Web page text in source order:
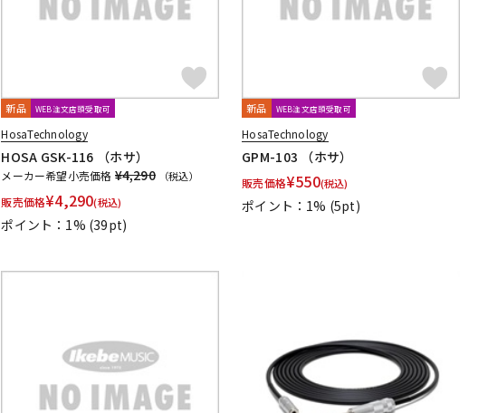
新品 WEB注文店頭受取可
HosaTechnology
HOSA GSK-116 （ホサ）
メーカー希望小売価格 ¥4,290 （税込）
販売価格¥4,290(税込)
ポイント：1% (39pt)
新品 WEB注文店頭受取可
HosaTechnology
GPM-103 （ホサ）
販売価格¥550(税込)
ポイント：1% (5pt)